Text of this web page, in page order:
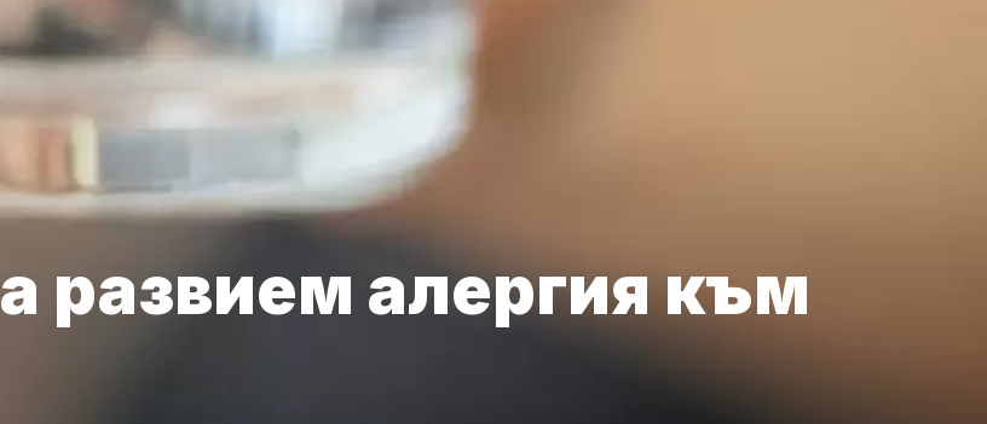
развием алергия към